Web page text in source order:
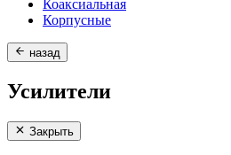
Коаксиальная
Корпусные
назад
Усилители
Закрыть